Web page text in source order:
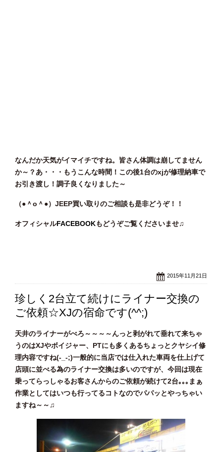
なんだか天気がイマイチですね。皆さん体調は崩してません
か～？あ・・・もうこんな時間！この後1台のxjが修理納車で
お引き渡し！調子良くなりました～
（●＾o ＾●）JEEP買い取りのご相談も是非どうぞ！！
オフィシャルFACEBOOKもどうぞご覧くださいませ♫
2015年11月21日
珍しく2台立て続けにライナー交換の
ご依頼☆XJの宿命です(^^;)
天井のライナーがべろ～～～～んっと剥がれて垂れて来ちゃ
うのはXJやボイジャー、PTにも多くあるちょっとクヤシイ修
理内容ですね(-_-;)一般的に当店では仕入れた車両を仕上げて
店頭に並べる為のライナー交換は多いのですが、今回は現在
乗ってらっしゃるお客さんからのご依頼が続けて2台｡｡｡まぁ
作業としてはいつも行ってるコトなのでパパッとやっちゃい
ますね～～♫